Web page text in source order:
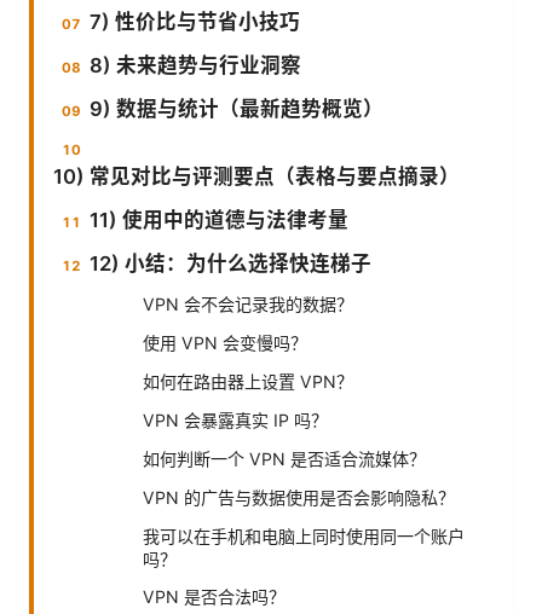
7) 性价比与节省小技巧
8) 未来趋势与行业洞察
9) 数据与统计（最新趋势概览）
10) 常见对比与评测要点（表格与要点摘录）
11) 使用中的道德与法律考量
12) 小结：为什么选择快连梯子
VPN 会不会记录我的数据？
使用 VPN 会变慢吗？
如何在路由器上设置 VPN？
VPN 会暴露真实 IP 吗？
如何判断一个 VPN 是否适合流媒体？
VPN 的广告与数据使用是否会影响隐私？
我可以在手机和电脑上同时使用同一个账户
吗？
VPN 是否合法吗？